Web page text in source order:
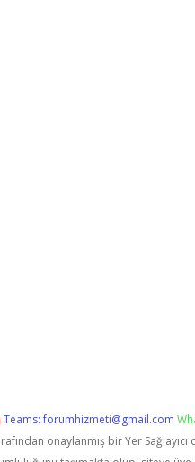
Teams:forumhizmeti@gmail.com
onaylanmış bir Yer